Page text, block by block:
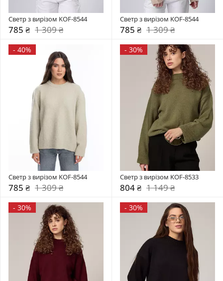
Светр з вирізом KOF-8544
785 ₴ 1 309 ₴
Светр з вирізом KOF-8544
785 ₴ 1 309 ₴
- 40%
Светр з вирізом KOF-8544
785 ₴ 1 309 ₴
- 30%
Светр з вирізом KOF-8533
804 ₴ 1 149 ₴
- 30% - 30%